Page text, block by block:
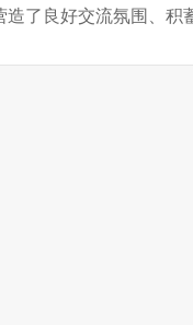
了良好交流氛围、积